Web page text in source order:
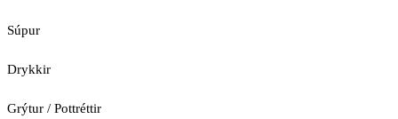
Súpur
Drykkir
Grýtur / Pottréttir